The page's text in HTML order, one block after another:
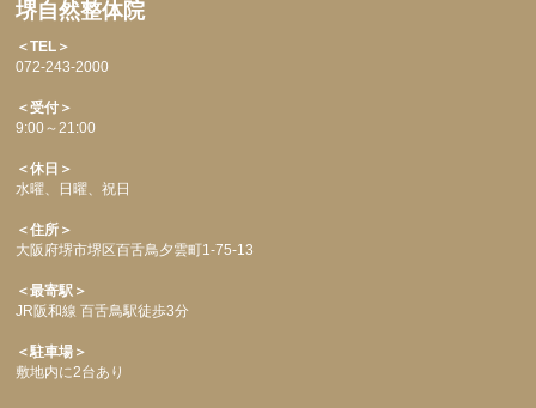
堺自然整体院
＜TEL＞
072-243-2000
＜受付＞
9:00～21:00
＜休日＞
水曜、日曜、祝日
＜住所＞
大阪府堺市堺区百舌鳥夕雲町1-75-13
＜最寄駅＞
JR阪和線 百舌鳥駅徒歩3分
＜駐車場＞
敷地内に2台あり